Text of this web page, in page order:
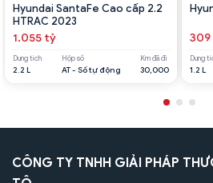
Hyundai SantaFe Cao cấp 2.2
HTRAC 2023
1.055 tỷ
Dung tích
2.2 L
Hộp số
AT - Số tự động
Km đã đi
30,000
Dung
1.2 L
CÔNG TY TNHH GIẢI PHÁP